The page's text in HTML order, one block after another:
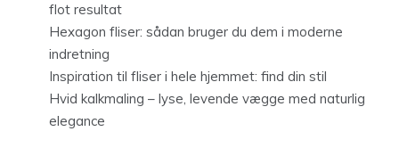
flot resultat
Hexagon fliser: sådan bruger du dem i moderne
indretning
Inspiration til fliser i hele hjemmet: find din stil
Hvid kalkmaling – lyse, levende vægge med naturlig
elegance